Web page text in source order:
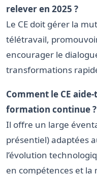
relever en 2025 ?
Le CE doit gérer la
télétravail,
encourager le
transformations
Comment le CE
formation continue ?
Il offre un large
présentiel) adaptées
l’évolution
en compétences et